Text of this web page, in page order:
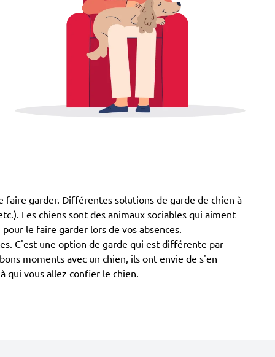
garder. Différentes solutions de garde de chien à
Les chiens sont des animaux sociables qui aiment
le faire garder lors de vos absences.
C'est une option de garde qui est différente par
moments avec un chien, ils ont envie de s'en
qui vous allez confier le chien.